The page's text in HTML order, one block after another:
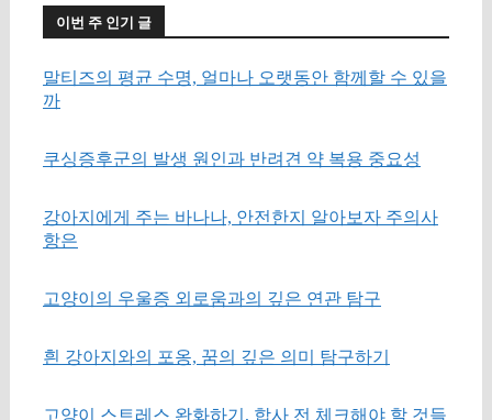
이번 주 인기 글
말티즈의 평균 수명, 얼마나 오랫동안 함께할 수 있을
까
쿠싱증후군의 발생 원인과 반려견 약 복용 중요성
강아지에게 주는 바나나, 안전한지 알아보자 주의사
항은
고양이의 우울증 외로움과의 깊은 연관 탐구
흰 강아지와의 포옹, 꿈의 깊은 의미 탐구하기
고양이 스트레스 완화하기, 합사 전 체크해야 할 것들